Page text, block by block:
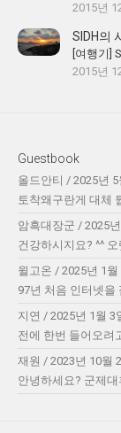
2015년
SIDH의
[여행기]
2015년
Guestbook
올드안티 / 2025년 5
토착왜구란게 대체
암흑대장군 / 2025
건강하시지요? ^^
윌고온 / 2025년 1월
97년 처음 인터넷을
지연 / 2025년 1월 3
전에 한번 들어오려
재원 / 2023년 10월
안녕하세요? 군제